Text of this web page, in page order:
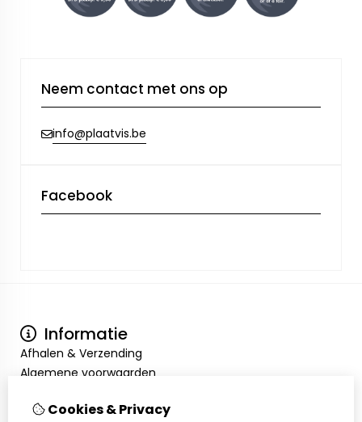
Neem contact met ons op
info@plaatvis.be
Facebook
Informatie
Afhalen & Verzending
Algemene voorwaarden
Mijn account
Cookies & Privacy